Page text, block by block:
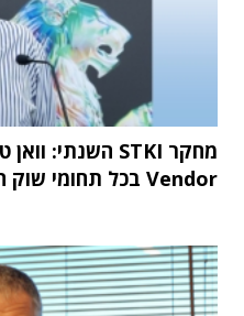
Vendor בכל תחומי שוק ה-IT